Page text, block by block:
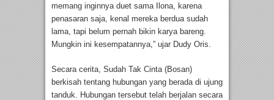
memang inginnya duet sama Ilona, karena
penasaran saja, kenal mereka berdua sudah
lama, tapi belum pernah bikin karya bareng.
Mungkin ini kesempatannya,” ujar Dudy Oris.
Secara cerita, Sudah Tak Cinta (Bosan)
berkisah tentang hubungan yang berada di ujung
tanduk. Hubungan tersebut telah berjalan secara